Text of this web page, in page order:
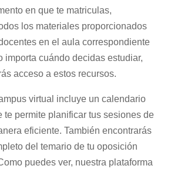
en que te matriculas,
los materiales proporcionados
en el aula correspondiente
importa cuándo decidas estudiar,
acceso a estos recursos.
virtual incluye un calendario
te permite planificar tus sesiones de
eficiente. También encontrarás
del temario de tu oposición
puedes ver, nuestra plataforma